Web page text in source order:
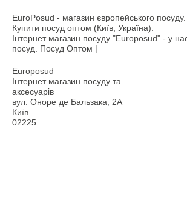
EuroPosud - магазин європейського
Купити посуд оптом (Київ, Україна).
Інтернет магазин посуду "Europosud" - у
посуд. Посуд Оптом |
Europosud
Інтернет магазин посуду та
аксесуарів
вул. Оноре де Бальзака, 2А
Київ
02225